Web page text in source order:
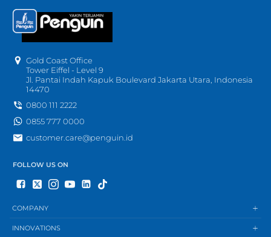
Gold Coast Office
Tower Eiffel - Level 9
Jl. Pantai Indah Kapuk Boulevard Jakarta Utara, Indonesia
14470
0800 111 2222
0855 777 0000
customer.care@penguin.id
FOLLOW US ON
COMPANY
INNOVATIONS